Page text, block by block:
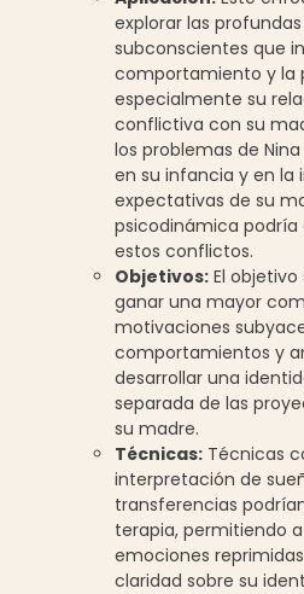
explorar las
subconscientes que
comportamiento y la
especialmente su
conflictiva con su
los problemas de
en su infancia y en la
expectativas de su
psicodinámica
estos conflictos.
Objetivos: El
ganar una mayor
motivaciones
comportamientos y
desarrollar una
separada de las
su madre.
Técnicas: Técnicas
interpretación de
transferencias
terapia, permitiendo
emociones
claridad sobre su